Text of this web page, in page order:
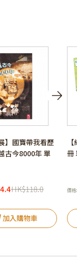
】國寶帶我看歷
今8000年 單
HK$118.0
加入購物車
冊
價